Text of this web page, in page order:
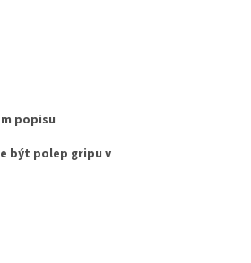
popisu
být polep gripu v